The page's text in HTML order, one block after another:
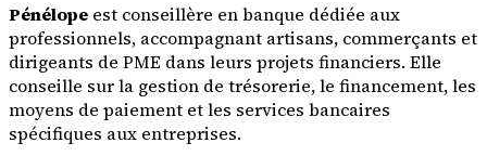
Pénélope est conseillère en banque dédiée aux
professionnels, accompagnant artisans, commerçants et
dirigeants de PME dans leurs projets financiers. Elle
conseille sur la gestion de trésorerie, le financement, les
moyens de paiement et les services bancaires
spécifiques aux entreprises.